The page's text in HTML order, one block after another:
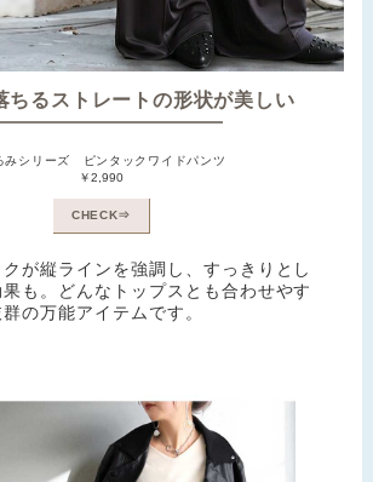
ちるストレートの形状が美しい
みシリーズ ピンタックワイドパンツ
￥2,990
CHECK⇒
が縦ラインを強調し、すっきりとし
も。どんなトップスとも合わせやす
の万能アイテムです。